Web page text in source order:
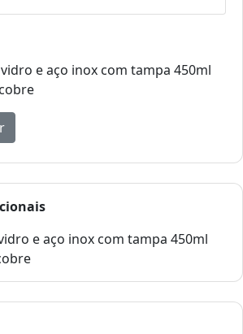
e aço inox com tampa 450ml
e aço inox com tampa 450ml